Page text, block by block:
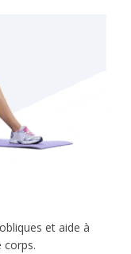
et aide à
corps.